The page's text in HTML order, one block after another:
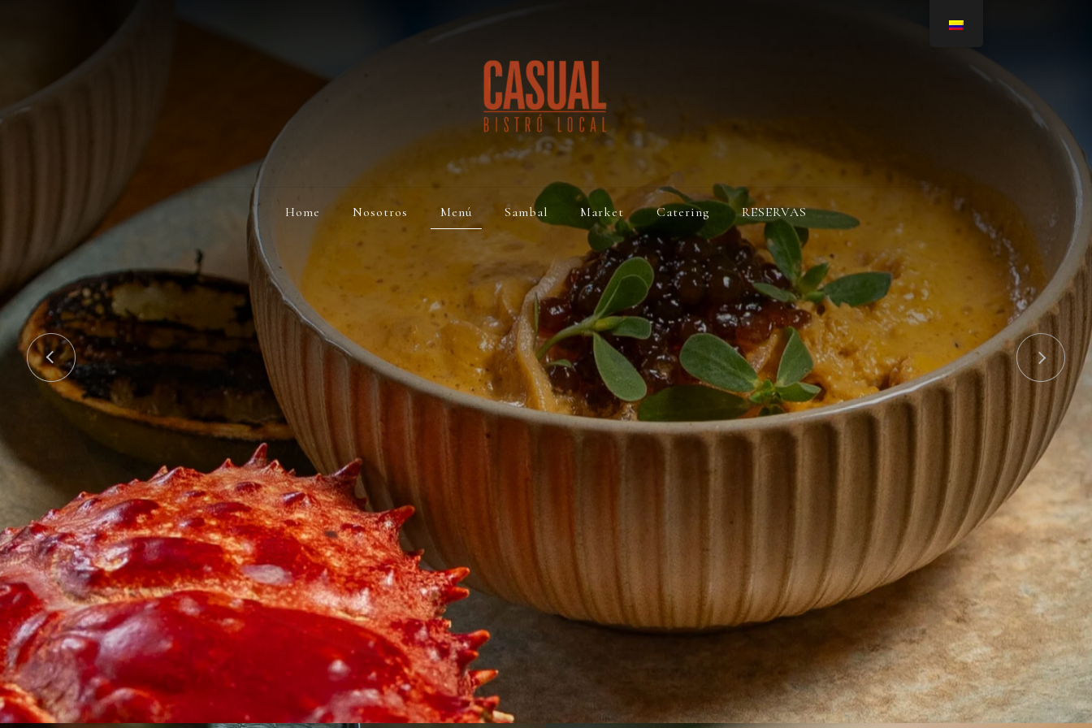
Home Nosotros Menú Sambal Market Catering RESERVAS
MENÚ
Cocina de autor con ingredientes
locales y del caribe colombiano.
Descubre la biodiversidad
de Bolivar y los Montes de María.
RESERVA